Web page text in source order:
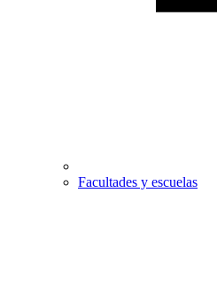
Facultades y escuelas